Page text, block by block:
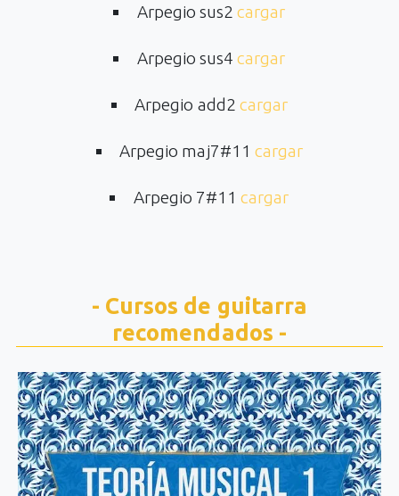
Arpegio sus2cargar
Arpegio sus4cargar
Arpegio add2 cargar
Arpegio maj7#11 cargar
Arpegio 7#11cargar
- Cursos de guitarra
recomendados -